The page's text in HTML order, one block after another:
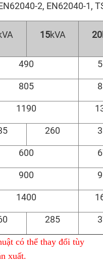
2, EN62040-1,
15kVA 20
490
805
1190
260
600
900
1400
285
có thể thay đổi tùy
xuất.